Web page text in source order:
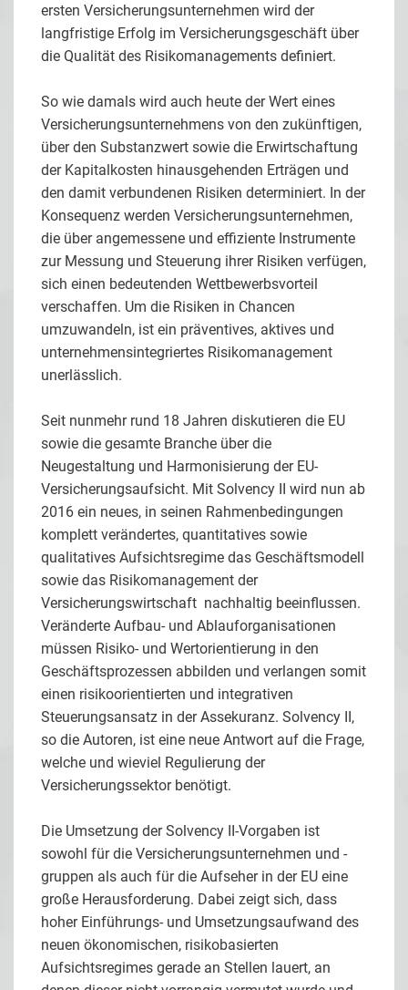
ersten Versicherungsunternehmen wird der
langfristige Erfolg im Versicherungsgeschäft über
die Qualität des Risikomanagements definiert.
So wie damals wird auch heute der Wert eines
Versicherungsunternehmens von den zukünftigen,
über den Substanzwert sowie die Erwirtschaftung
der Kapitalkosten hinausgehenden Erträgen und
den damit verbundenen Risiken determiniert. In der
Konsequenz werden Versicherungsunternehmen,
die über angemessene und effiziente Instrumente
zur Messung und Steuerung ihrer Risiken verfügen,
sich einen bedeutenden Wettbewerbsvorteil
verschaffen. Um die Risiken in Chancen
umzuwandeln, ist ein präventives, aktives und
unternehmensintegriertes Risikomanagement
unerlässlich.
Seit nunmehr rund 18 Jahren diskutieren die EU
sowie die gesamte Branche über die
Neugestaltung und Harmonisierung der EU-
Versicherungsaufsicht. Mit Solvency II wird nun ab
2016 ein neues, in seinen Rahmenbedingungen
komplett verändertes, quantitatives sowie
qualitatives Aufsichtsregime das Geschäftsmodell
sowie das Risikomanagement der
Versicherungswirtschaft nachhaltig beeinflussen.
Veränderte Aufbau- und Ablauforganisationen
müssen Risiko- und Wertorientierung in den
Geschäftsprozessen abbilden und verlangen somit
einen risikoorientierten und integrativen
Steuerungsansatz in der Assekuranz. Solvency II,
so die Autoren, ist eine neue Antwort auf die Frage,
welche und wieviel Regulierung der
Versicherungssektor benötigt.
Die Umsetzung der Solvency II-Vorgaben ist
sowohl für die Versicherungsunternehmen und -
gruppen als auch für die Aufseher in der EU eine
große Herausforderung. Dabei zeigt sich, dass
hoher Einführungs- und Umsetzungsaufwand des
neuen ökonomischen, risikobasierten
Aufsichtsregimes gerade an Stellen lauert, an